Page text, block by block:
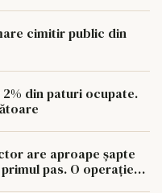
cimitir public din
din paturi ocupate.
are aproape șapte
pas. O operație